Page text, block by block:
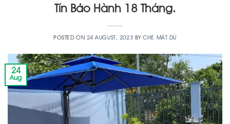
Tín Bảo Hành 18 Tháng.
POSTED ON 24 AUGUST, 2023 BYCHE MÁT DÙ
24
Aug